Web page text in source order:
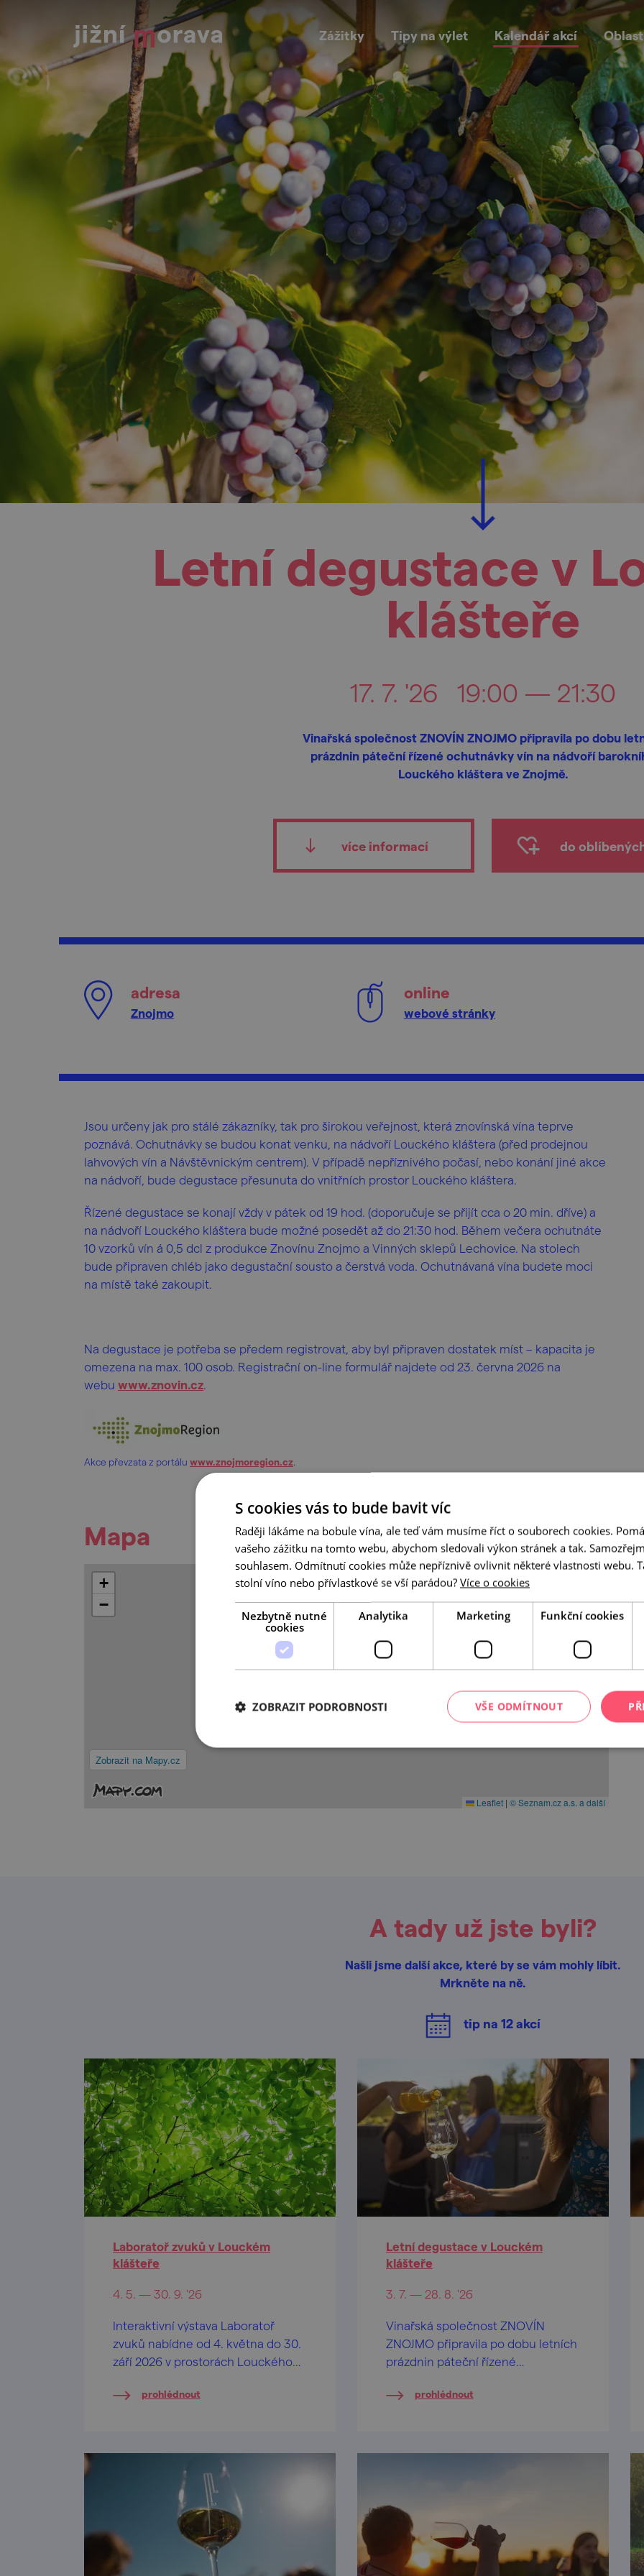
Zážitky Tipy na výlet Kalendář akcí
Letní degustace v
klášteře
17. 7. '26 19:00 — 21:30
Vinařská společnost ZNOVÍN ZNOJMO připravila po dobu
prázdnin páteční řízené ochutnávky vín na nádvoří
Louckého kláštera ve Znojmě.
více informací do
adresa
Znojmo
online
webové stránky
Jsou určeny jak pro stálé zákazníky, tak pro širokou veřejnost, která znovínská vína teprve
poznává. Ochutnávky se budou konat venku, na nádvoří Louckého kláštera (před prodejnou
lahvových vín a Návštěvnickým centrem). V případě nepříznivého počasí, nebo konání jiné akce
na nádvoří, bude degustace přesunuta do vnitřních prostor Louckého kláštera.
Řízené degustace se konají vždy v pátek od 19 hod. (doporučuje se přijít cca o 20 min. dříve) a
na nádvoří Louckého kláštera bude možné posedět až do 21:30 hod. Během večera ochutnáte
10 vzorků vín á 0,5 dcl z produkce Znovínu Znojmo a Vinných sklepů Lechovice. Na stolech
bude připraven chléb jako degustační sousto a čerstvá voda. Ochutnávaná vína budete moci
na místě také zakoupit.
Na degustace je potřeba se předem registrovat, aby byl připraven dostatek míst – kapacita je
omezena na max. 100 osob. Registrační on-line formulář najdete od 23. června 2026 na
webu www.znovin.cz.
Akce převzata z portálu www.znojmoregion.cz
Mapa
Zobrazit na Mapy.cz
+
−
Leaflet | © Seznam.cz a.s. a další
A tady už jste byli?
Našli jsme další akce, které by se vám mohly líbit.
Mrkněte na ně.
tip na 12akcí
Laboratoř zvuků v Louckém
klášteře
4. 5. — 30. 9. '26
Interaktivní výstava Laboratoř
zvuků nabídne od 4. května do 30.
září 2026 v prostorách Louckého
propojující hudbu, fyziku a
prohlédnout
Letní degustace v Louckém
klášteře
3. 7. — 28. 8. '26
Vinařská společnost ZNOVÍN
ZNOJMO připravila po dobu letních
prázdnin páteční řízené
barokního Louckého kláštera ve
prohlédnout
S cookies vás to bude bavit víc
Raději lákáme na bobule vína, ale teď vám musíme říct o souborech cookies.
vašeho zážitku na tomto webu, abychom sledovali výkon stránek a tak.
souhlasem. Odmítnutí cookies může nepříznivě ovlivnit některé vlastnosti webu.
stolní víno nebo přívlastkové se vší parádou? Více o cookies
Nezbytně nutné
cookies
Analytika Marketing Funkční cookies
VŠE ODMÍTNOUT
ZOBRAZIT PODROBNOSTI